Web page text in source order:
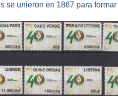
se unieron en 1867 para